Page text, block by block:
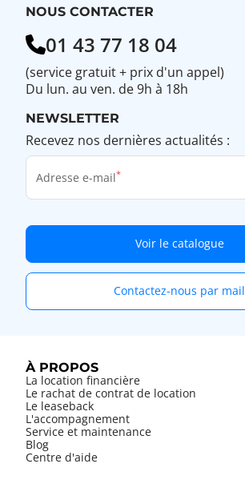
NOUS CONTACTER
01 43 77 18 04
(service gratuit + prix d'un appel)
Du lun. au ven. de 9h à 18h
NEWSLETTER
Recevez nos dernières actualités :
Adresse e-mail
Voir le catalogue
Contactez-nous par mail
À PROPOS
La location financière
Le rachat de contrat de location
Le leaseback
L'accompagnement
Service et maintenance
Blog
Centre d'aide